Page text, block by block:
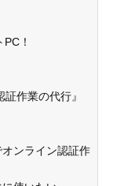
！
作業の代行』
ンライン認証作